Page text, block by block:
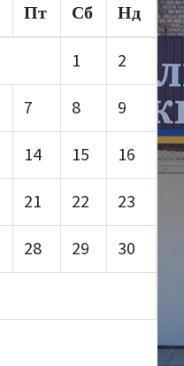
Пт Сб Нд
1 2
7 8 9
14 15 16
21 22 23
28 29 30